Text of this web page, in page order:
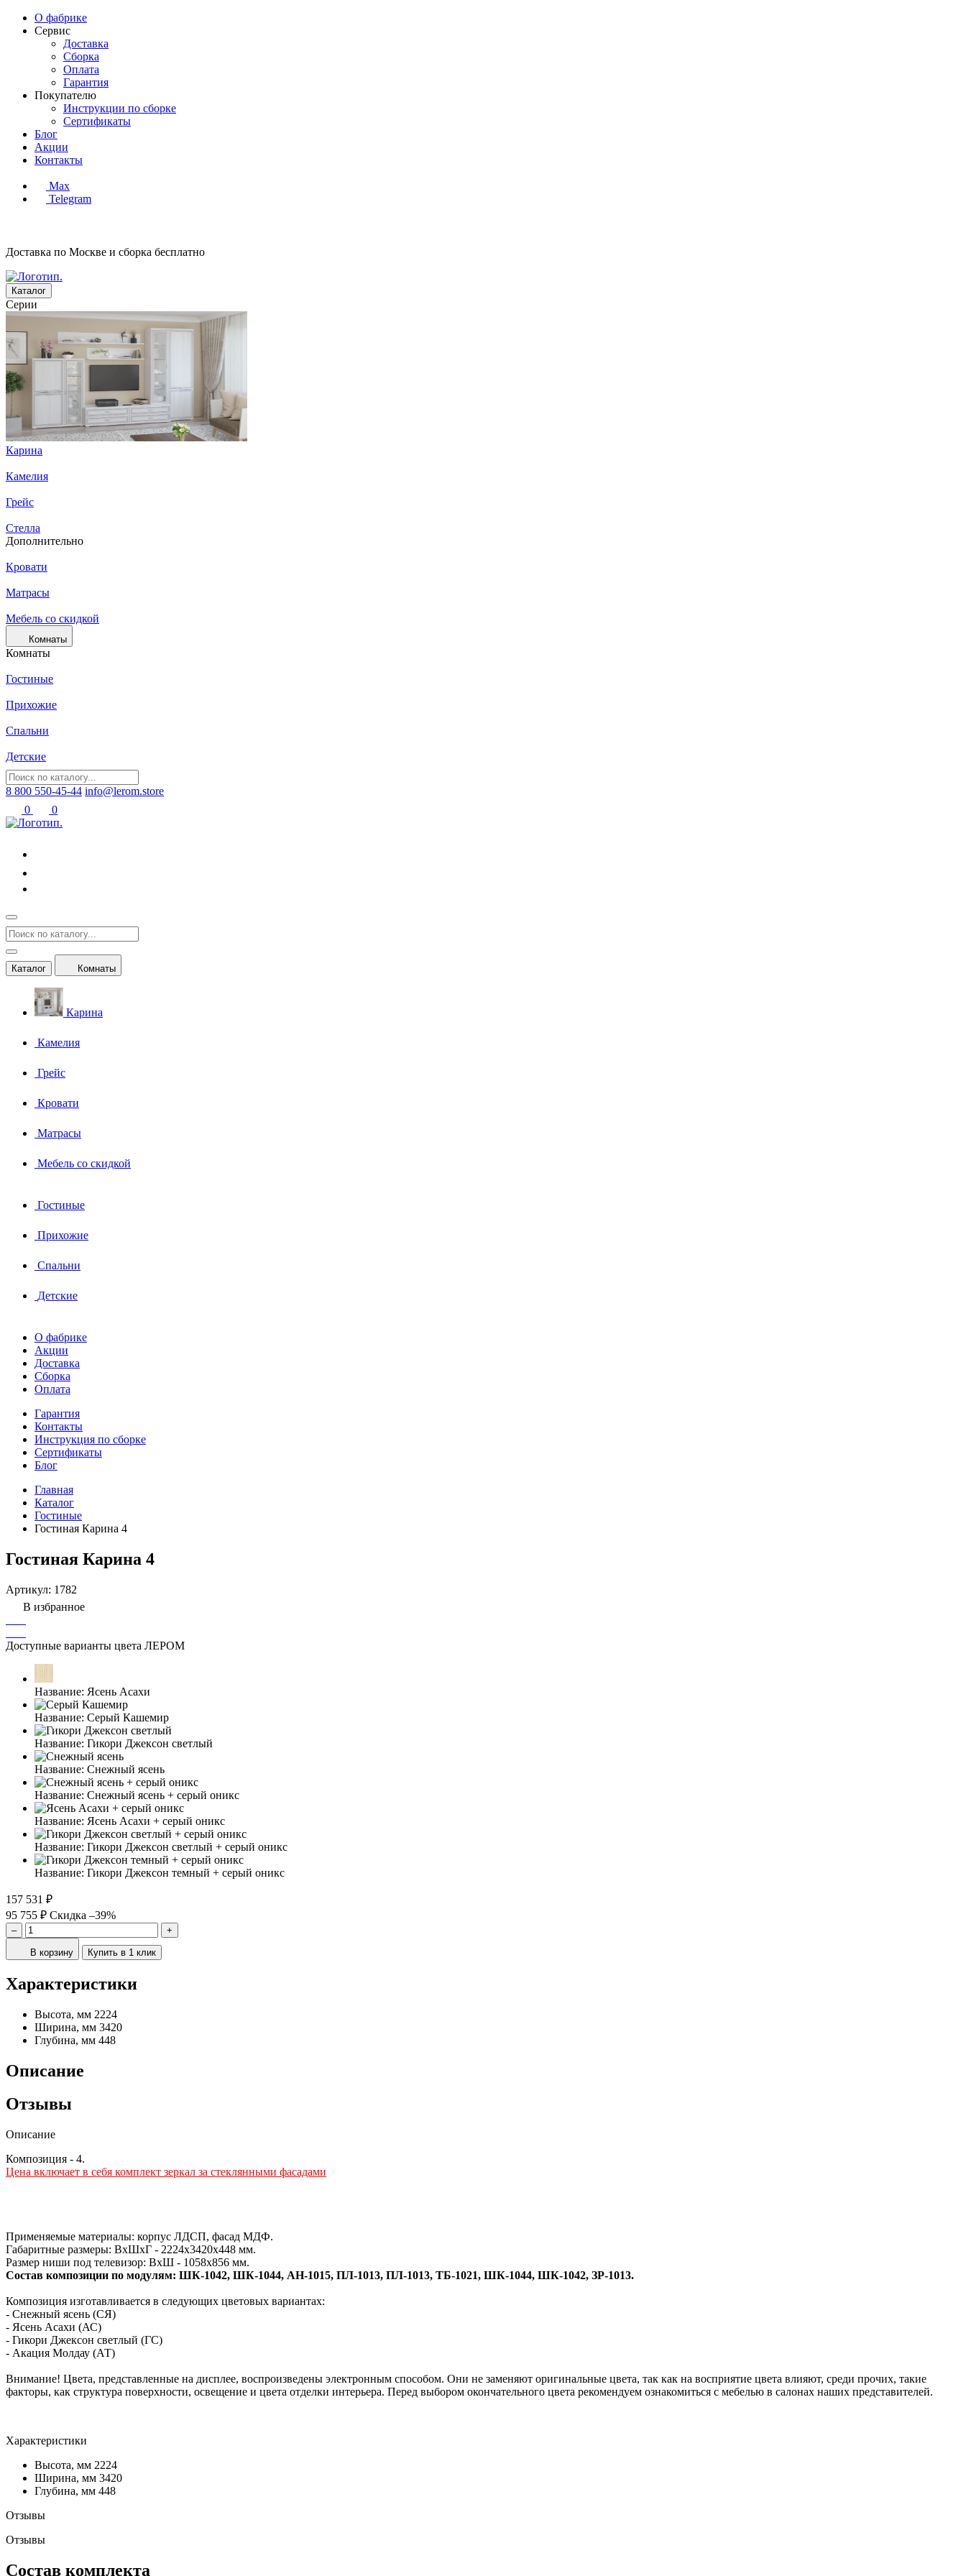
О фабрике
Сервис
Доставка
Сборка
Оплата
Гарантия
Покупателю
Инструкции по сборке
Сертификаты
Блог
Акции
Контакты
Max
Telegram
Доставка по Москве и сборка бесплатно
Каталог
Серии
Карина
Камелия
Грейс
Стелла
Дополнительно
Кровати
Матрасы
Мебель со скидкой
Комнаты
Комнаты
Гостиные
Прихожие
Спальни
Детские
8 800 550-45-44 info@lerom.store
0
0
Каталог Комнаты
Карина
Камелия
Грейс
Кровати
Матрасы
Мебель со скидкой
Гостиные
Прихожие
Спальни
Детские
О фабрике
Акции
Доставка
Сборка
Оплата
Гарантия
Контакты
Инструкция по сборке
Сертификаты
Блог
Главная
Каталог
Гостиные
Гостиная Карина 4
Гостиная Карина 4
Артикул: 1782
В избранное
Доступные варианты цвета ЛЕРОМ
Название: Ясень Асахи
Название: Серый Кашемир
Название: Гикори Джексон светлый
Название: Снежный ясень
Название: Снежный ясень + серый оникс
Название: Ясень Асахи + серый оникс
Название: Гикори Джексон светлый + серый оникс
Название: Гикори Джексон темный + серый оникс
157 531 ₽
95 755 ₽ Скидка –39%
– +
В корзину Купить в 1 клик
Характеристики
Высота, мм 2224
Ширина, мм 3420
Глубина, мм 448
Описание
Отзывы
Описание
Композиция - 4.
Цена включает в себя комплект зеркал за стеклянными фасадами
Применяемые материалы: корпус ЛДСП, фасад МДФ.
Габаритные размеры: ВхШхГ - 2224х3420х448 мм.
Размер ниши под телевизор: ВхШ - 1058х856 мм.
Состав композиции по модулям: ШК-1042, ШК-1044, АН-1015, ПЛ-1013, ПЛ-1013, ТБ-1021, ШК-1044, ШК-1042, ЗР-1013.
Композиция изготавливается в следующих цветовых вариантах:
- Снежный ясень (СЯ)
- Ясень Асахи (АС)
- Гикори Джексон светлый (ГС)
- Акация Молдау (АТ)
Внимание! Цвета, представленные на дисплее, воспроизведены электронным способом. Они не заменяют оригинальные цвета, так как на восприятие цвета влияют, среди прочих, такие
факторы, как структура поверхности, освещение и цвета отделки интерьера. Перед выбором окончательного цвета рекомендуем ознакомиться с мебелью в салонах наших представителей.
Характеристики
Высота, мм 2224
Ширина, мм 3420
Глубина, мм 448
Отзывы
Отзывы
Состав комплекта